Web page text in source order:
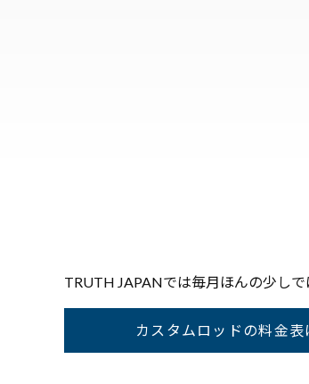
TRUTH JAPANでは毎月ほんの少し
カスタムロッドの料金表